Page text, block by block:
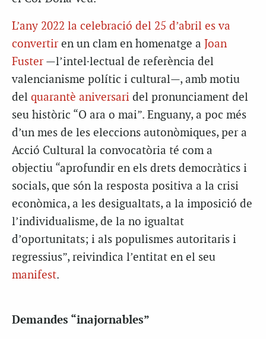
L’any 2022 la celebració del 25 d’abril es va
convertir en un clam en homenatge a Joan
Fuster —l’intel·lectual de referència del
valencianisme polític i cultural—, amb motiu
del quarantè aniversari del pronunciament del
seu històric “O ara o mai”. Enguany, a poc més
d’un mes de les eleccions autonòmiques, per a
Acció Cultural la convocatòria té com a
objectiu “aprofundir en els drets democràtics i
socials, que són la resposta positiva a la crisi
econòmica, a les desigualtats, a la imposició de
l’individualisme, de la no igualtat
d’oportunitats; i als populismes autoritaris i
regressius”, reivindica l’entitat en el seu
manifest.
Demandes “inajornables”